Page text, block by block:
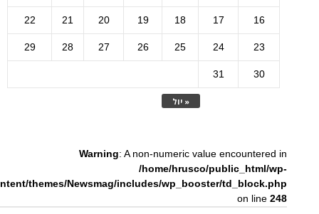
« יול
16
17
18
19
20
21
22
23
24
25
26
27
28
29
30
31
Warning: A non-numeric value encountered in
/home/hrusco/public_html/wp-
themes/Newsmag/includes/wp_booster/td_block.php
on line248